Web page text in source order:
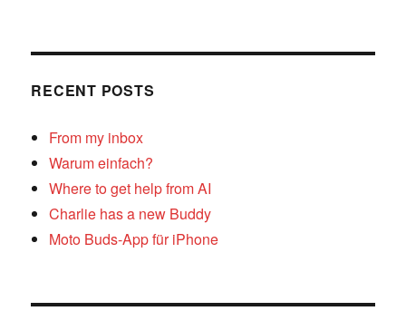
RECENT POSTS
From my inbox
Warum einfach?
Where to get help from AI
Charlie has a new Buddy
Moto Buds-App für iPhone